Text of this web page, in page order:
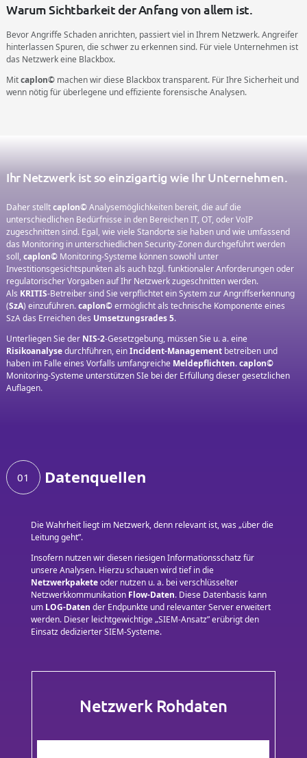
Warum Sichtbarkeit der Anfang von allem ist.
Bevor Angriffe Schaden anrichten, passiert viel in Ihrem Netzwerk. Angreifer
hinterlassen Spuren, die schwer zu erkennen sind. Für viele Unternehmen ist
das Netzwerk eine Blackbox.
Mitcaplon© machen wir diese Blackbox transparent. Für Ihre Sicherheit und
wenn nötig für überlegene und effiziente forensische Analysen.
Ihr Netzwerk ist so einzigartig wie Ihr Unternehmen.
Daher stelltcaplon©Analysemöglichkeiten bereit, die auf die
unterschiedlichen Bedürfnisse in den Bereichen IT, OT, oder VoIP
zugeschnitten sind. Egal, wie viele Standorte sie haben und wie umfassend
das Monitoring in unterschiedlichen Security-Zonen durchgeführt werden
soll, caplon© Monitoring-Systeme können sowohl unter
Investitionsgesichtspunkten als auch bzgl. funktionaler Anforderungen oder
regulatorischer Vorgaben auf Ihr Netzwerk zugeschnitten werden.
Als KRITIS-Betreiber sind Sie verpflichtet ein System zur Angriffserkennung
(SzA) einzuführen.caplon©ermöglicht als technische Komponente eines
SzA das Erreichen des Umsetzungsrades 5.
Unterliegen Sie der NIS-2-Gesetzgebung, müssen Sie u. a. eine
Risikoanalysedurchführen, einIncident-Management betreiben und
haben im Falle eines Vorfalls umfangreiche Meldepflichten.caplon©
Monitoring-Systeme unterstützen SIe bei der Erfüllung dieser gesetzlichen
Auflagen.
01 Datenquellen
Die Wahrheit liegt im Netzwerk, denn relevant ist, was „über die
Leitung geht”.
Insofern nutzen wir diesen riesigen Informationsschatz für
unsere Analysen. Hierzu schauen wird tief in die
Netzwerkpaketeoder nutzen u. a. bei verschlüsselter
Netzwerkkommunikation Flow-Daten. Diese Datenbasis kann
um LOG-Daten der Endpunkte und relevanter Server erweitert
werden. Dieser leichtgewichtige „SIEM-Ansatz” erübrigt den
Einsatz dedizierter SIEM-Systeme.
Netzwerk Rohdaten